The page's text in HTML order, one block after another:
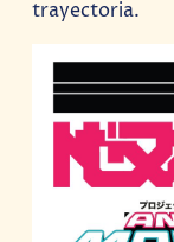
trayectoria.